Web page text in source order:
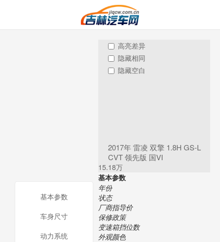
高亮差异
隐藏相同
隐藏空白
2017年 雷凌 双擎 1.8H GS-L
CVT 领先版 国VI
15.18万
基本参数
年份
状态
厂商指导价
保修政策
变速箱挡位数
外观颜色
基本参数
车身尺寸
动力系统